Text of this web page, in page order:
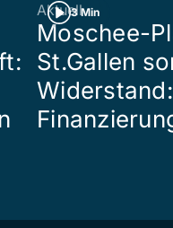
3 Min
Aktuell
Moschee-
St.Gallen